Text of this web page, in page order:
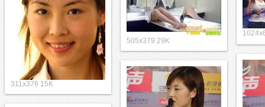
311x376 15K
505x379 29K